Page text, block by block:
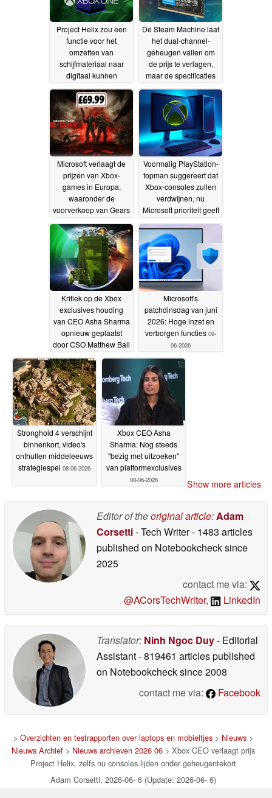
Project Helix zou een
functie voor het
omzetten van
schijfmateriaal naar
digitaal kunnen
bevatten, waardoor de
nieuwe Xbox-console
een voorsprong zou
krijgen op de PS602-07-
2026
De Steam Machine laat
het dual-channel-
geheugen vallen om
de prijs te verlagen,
maar de specificaties
beperken de prestaties
23-06-2026
Microsoft verlaagt de
prijzen van Xbox-
games in Europa,
waaronder de
voorverkoop van Gears
of War: E-Day16-06-2026
Voormalig PlayStation-
topman suggereert dat
Xbox-consoles zullen
verdwijnen, nu
Microsoft prioriteit geeft
aan Windows13-06-2026
Kritiek op de Xbox
exclusives houding
van CEO Asha Sharma
opnieuw geplaatst
door CSO Matthew Ball
11-06-2026
Microsoft's
patchdinsdag van juni
2026: Hoge inzet en
verborgen functies 09-
06-2026
Stronghold 4 verschijnt
binnenkort, video's
onthullen middeleeuws
strategiespel 08-06-2026
Xbox CEO Asha
Sharma: Nog steeds
"bezig met uitzoeken"
van platformexclusives
08-06-2026 Show more articles
Editor of theoriginal article:Adam
Corsetti- Tech Writer- 1483 articles
published on Notebookchecksince
2025
contact me via:
@ACorsTechWriter, LinkedIn
Translator: Ninh Ngoc Duy- Editorial
Assistant- 819461 articles published
on Notebookchecksince 2008
contact me via:
Facebook
> Overzichten en testrapporten over laptops en mobieltjes> Nieuws>
Nieuws Archief> Nieuws archieven 2026 06> Xbox CEO verlaagt prijs
Project Helix, zelfs nu consoles lijden onder geheugentekort
Adam Corsetti, 2026-06- 6 (Update: 2026-06- 6)